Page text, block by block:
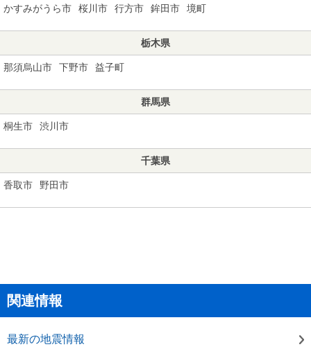
かすみがうら市
桜川市 行方市 鉾田市 境町
栃木県
那須烏山市 下野市 益子町
群馬県
桐生市 渋川市
千葉県
香取市 野田市
関連情報
最新の地震情報